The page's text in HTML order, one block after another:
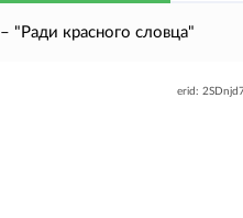
– "Ради красного словца"
erid: